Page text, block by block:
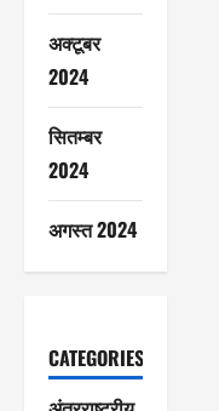
अक्टूबर
2024
सितम्बर
2024
अगस्त 2024
CATEGORIES